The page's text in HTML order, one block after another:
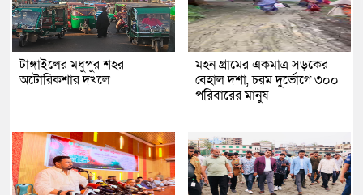
টাঙ্গাইলের মধুপুর শহর
অটোরিকশার দখলে
মহন গ্রামের একমাত্র সড়কের
বেহাল দশা, চরম দুর্ভোগে ৩০০
পরিবারের মানুষ